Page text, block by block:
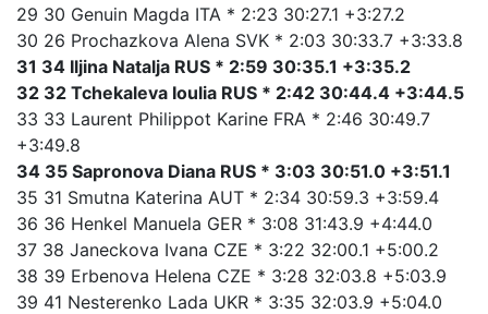
29 30 Genuin Magda ITA * 2:23 30:27.1 +3:27.2
30 26 Prochazkova Alena SVK * 2:03 30:33.7 +3:33.8
31 34 Iljina Natalja RUS * 2:59 30:35.1 +3:35.2
32 32 Tchekaleva Ioulia RUS * 2:42 30:44.4 +3:44.5
33 33 Laurent Philippot Karine FRA * 2:46 30:49.7
+3:49.8
34 35 Sapronova Diana RUS * 3:03 30:51.0 +3:51.1
35 31 Smutna Katerina AUT * 2:34 30:59.3 +3:59.4
36 36 Henkel Manuela GER * 3:08 31:43.9 +4:44.0
37 38 Janeckova Ivana CZE * 3:22 32:00.1 +5:00.2
38 39 Erbenova Helena CZE * 3:28 32:03.8 +5:03.9
39 41 Nesterenko Lada UKR * 3:35 32:03.9 +5:04.0